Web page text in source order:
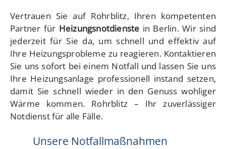
Vertrauen Sie auf Rohrblitz, Ihren kompetenten
Partner für Heizungsnotdienste in Berlin. Wir sind
jederzeit für Sie da, um schnell und effektiv auf
Ihre Heizungsprobleme zu reagieren. Kontaktieren
Sie uns sofort bei einem Notfall und lassen Sie uns
Ihre Heizungsanlage professionell instand setzen,
damit Sie schnell wieder in den Genuss wohliger
Wärme kommen. Rohrblitz – Ihr zuverlässiger
Notdienst für alle Fälle.
Unsere Notfallmaßnahmen